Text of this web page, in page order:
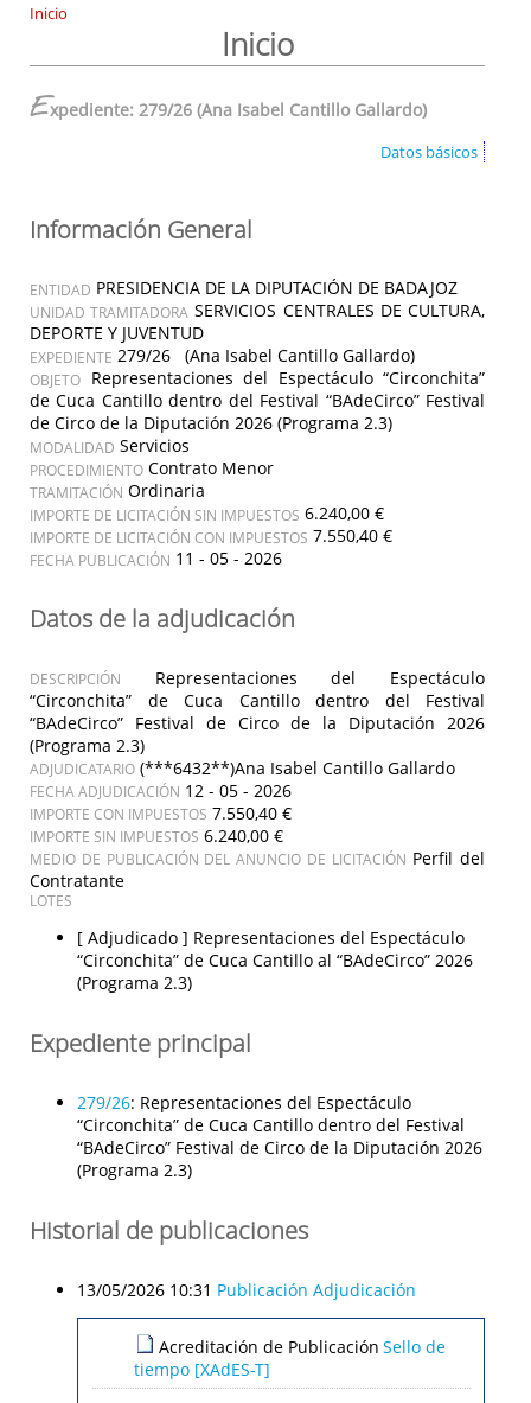
Inicio
Inicio
Expediente: 279/26 (Ana Isabel Cantillo Gallardo)
Datos básicos
Información General
ENTIDAD PRESIDENCIA DE LA DIPUTACIÓN DE BADAJOZ
UNIDAD TRAMITADORA SERVICIOS CENTRALES DE CULTURA,
DEPORTE Y JUVENTUD
EXPEDIENTE 279/26 (Ana Isabel Cantillo Gallardo)
OBJETO
Representaciones del Espectáculo “Circonchita”
de Cuca Cantillo dentro del Festival “BAdeCirco” Festival
de Circo de la Diputación 2026 (Programa 2.3)
MODALIDAD Servicios
PROCEDIMIENTO Contrato Menor
TRAMITACIÓN Ordinaria
IMPORTE DE LICITACIÓN SIN IMPUESTOS 6.240,00 €
IMPORTE DE LICITACIÓN CON IMPUESTOS 7.550,40 €
FECHA PUBLICACIÓN 11 - 05 - 2026
Datos de la adjudicación
DESCRIPCIÓN
Representaciones del Espectáculo
“Circonchita” de Cuca Cantillo dentro del Festival
“BAdeCirco” Festival de Circo de la Diputación 2026
(Programa 2.3)
ADJUDICATARIO (***6432**)Ana Isabel Cantillo Gallardo
FECHA ADJUDICACIÓN 12 - 05 - 2026
IMPORTE CON IMPUESTOS 7.550,40 €
IMPORTE SIN IMPUESTOS 6.240,00 €
MEDIO DE PUBLICACIÓN DEL ANUNCIO DE LICITACIÓN Perfil del
Contratante
LOTES
[ Adjudicado ] Representaciones del Espectáculo
“Circonchita” de Cuca Cantillo al “BAdeCirco” 2026
(Programa 2.3)
Expediente principal
279/26: Representaciones del Espectáculo
“Circonchita” de Cuca Cantillo dentro del Festival
“BAdeCirco” Festival de Circo de la Diputación 2026
(Programa 2.3)
Historial de publicaciones
13/05/2026 10:31 Publicación Adjudicación
Acreditación de Publicación Sello de
tiempo [XAdES-T]